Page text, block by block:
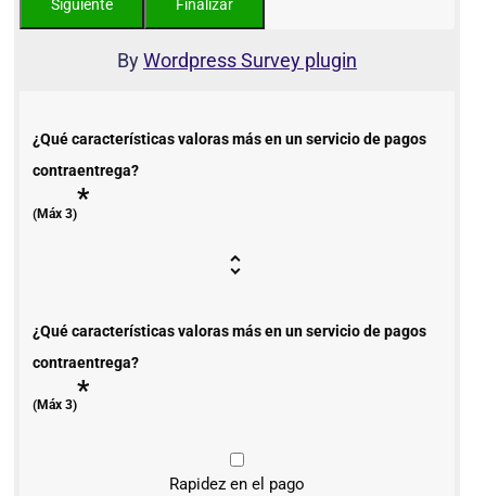
ByWordpress Survey plugin
¿Qué características valoras más en un servicio de pagos
contraentrega?
(Máx 3)*
¿Qué características valoras más en un servicio de pagos
contraentrega?
(Máx 3)*
Rapidez en el pago